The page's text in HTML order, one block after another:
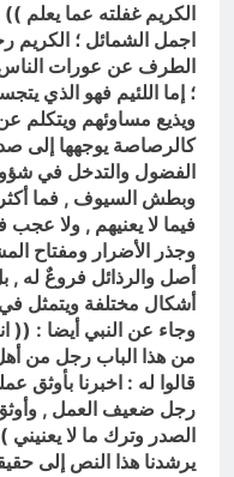
الكريم غفلته عما
اجمل الشمائل ؛
الطرف عن عورات الناس
؛ إما اللئيم فهو الذي
ويذيع مساوئهم ويتكلم
كالرصاصة يوجهها إلى
الفضول والتدخل في
وبطش السيوف , فما
فيما لا يعنيهم , ولا
وجذر الأضرار ومفتاح
أصل والرذائل فروعٌ له ,
أشكال مختلفة ويتمثل
وجاء عن النبي أيضا : ((
من هذا الباب رجل من
قالوا له : اخبرنا
رجل ضعيف العمل , وأوثق
الصدر وترك ما لا يعنيني
يرشدنا هذا النص إلى